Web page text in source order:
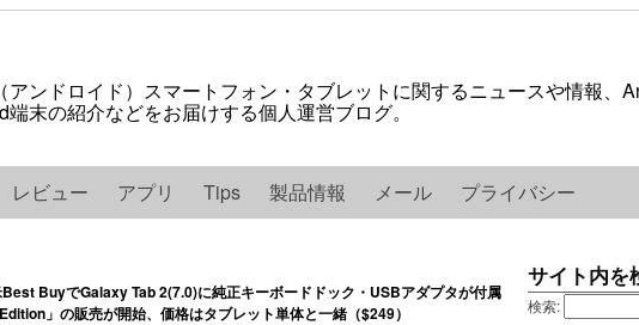
アンドロイド）スマートフォン・タブレットに関するニュースや情報、
末の紹介などをお届けする個人運営ブログ。
レビュー アプリ Tips 製品情報 メール プライバシー
BuyでGalaxy Tab 2(7.0)に純正キーボードドック・USBアダプタが付属
」の販売が開始、価格はタブレット単体と一緒（$249）
サイト内を
検索: